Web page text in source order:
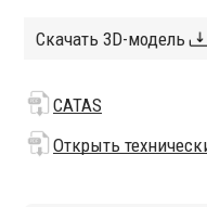
Скачать 3D-модель
CATAS
Открыть